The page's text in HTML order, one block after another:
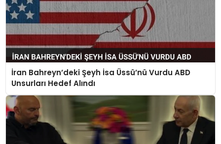
İran Bahreyn’deki Şeyh İsa Üssü’nü Vurdu ABD
Unsurları Hedef Alındı